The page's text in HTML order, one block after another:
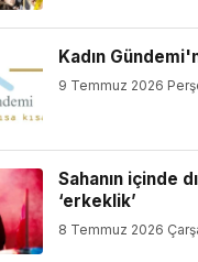
Kadın
9 Temmuz 2026
Sahanın içinde
‘erkeklik’
8 Temmuz 2026